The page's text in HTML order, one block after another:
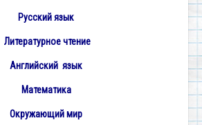
Русский язык
Литературное чтение
Английский язык
Математика
Окружающий мир